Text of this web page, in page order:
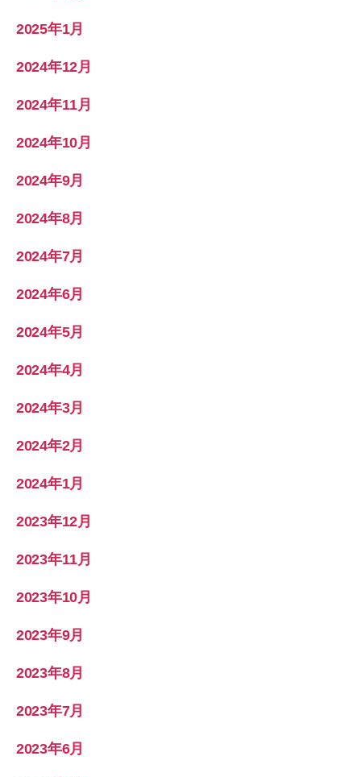
2025年1月
2024年12月
2024年11月
2024年10月
2024年9月
2024年8月
2024年7月
2024年6月
2024年5月
2024年4月
2024年3月
2024年2月
2024年1月
2023年12月
2023年11月
2023年10月
2023年9月
2023年8月
2023年7月
2023年6月